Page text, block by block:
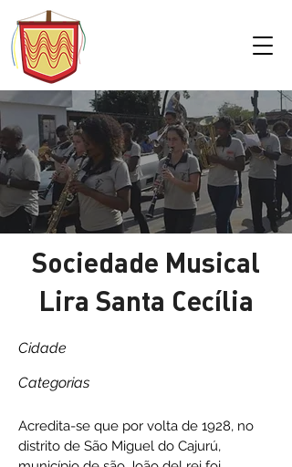
Sociedade Musical
Lira Santa Cecília
Cidade
Categorias
Acredita-se que por volta de 1928, no
distrito de São Miguel do Cajurú,